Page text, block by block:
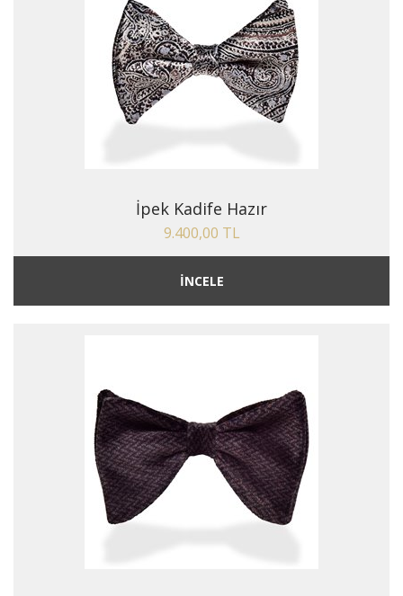
İpek Kadife Hazır
9.400,00 TL
İNCELE